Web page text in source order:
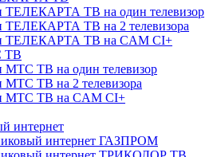
ТЕЛЕКАРТА ТВ на один телевизор
ТЕЛЕКАРТА ТВ на 2 телевизора
ТЕЛЕКАРТА ТВ на CAM CI+
ТВ
МТС ТВ на один телевизор
МТС ТВ на 2 телевизора
МТС ТВ на CAM CI+
интернет
интернет ГАЗПРОМ